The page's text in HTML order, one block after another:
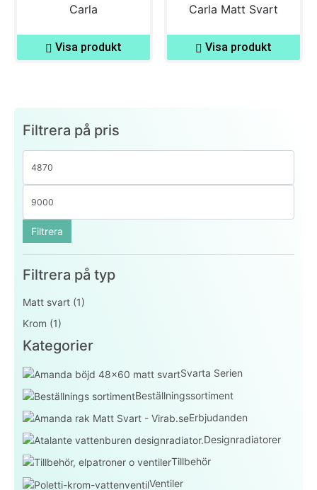
Carla
Visa produkt
Carla Matt Svart
Visa produkt
Filtrera på pris
Filtrera
Filtrera på typ
Matt svart (1)
Krom (1)
Kategorier
Svarta Serien
Beställningssortiment
Erbjudanden
Designradiatorer
Tillbehör
Ventiler